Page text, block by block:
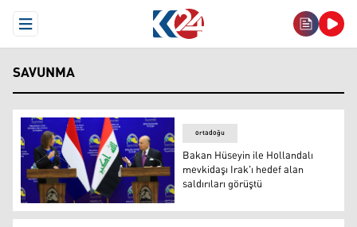
Open Menu
SAVUNMA
Bakan Hüseyin ile Hollandalı mevkidaşı Irak'ı hedef
ortadoğu
Bakan Hüseyin ile Hollandalı
mevkidaşı Irak'ı hedef alan
saldırıları görüştü